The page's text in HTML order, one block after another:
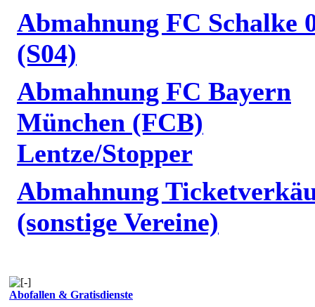
Abmahnung FC Schalke
(S04)
Abmahnung FC Bayern
München (FCB)
Lentze/Stopper
Abmahnung
(sonstige Vereine)
Abofallen & Gratisdienste